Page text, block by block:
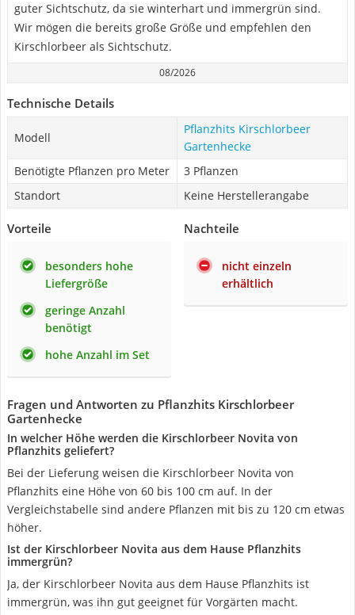
guter Sichtschutz, da sie winterhart und immergrün sind.
Wir mögen die bereits große Größe und empfehlen den
Kirschlorbeer als Sichtschutz.
08/2026
Technische Details
Modell
Pflanzhits Kirschlorbeer
Gartenhecke
Benötigte Pflanzen pro Meter
3 Pflanzen
Standort
Keine Herstellerangabe
Vorteile
besonders hohe
Liefergröße
geringe Anzahl
benötigt
hohe Anzahl im Set
Nachteile
nicht einzeln
erhältlich
Fragen und Antworten zu Pflanzhits Kirschlorbeer
Gartenhecke
In welcher Höhe werden die Kirschlorbeer Novita von
Pflanzhits geliefert?
Bei der Lieferung weisen die Kirschlorbeer Novita von
Pflanzhits eine Höhe von 60 bis 100 cm auf. In der
Vergleichstabelle sind andere Pflanzen mit bis zu 120 cm etwas
höher.
Ist der Kirschlorbeer Novita aus dem Hause Pflanzhits
immergrün?
Ja, der Kirschlorbeer Novita aus dem Hause Pflanzhits ist
immergrün, was ihn gut geeignet für Vorgärten macht.